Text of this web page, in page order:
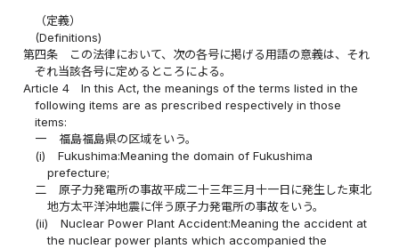
（定義）
(Definitions)
第四条
この法律において、次の各号に掲げる用語の意義は、それ
ぞれ当該各号に定めるところによる。
Article 4
In this Act, the meanings of the terms listed in the
following items are as prescribed respectively in those
items:
一
福島福島県の区域をいう。
(i)
Fukushima:Meaning the domain of Fukushima
prefecture;
二
原子力発電所の事故平成二十三年三月十一日に発生した東北
地方太平洋沖地震に伴う原子力発電所の事故をいう。
(ii)
Nuclear Power Plant Accident:Meaning the accident at
the nuclear power plants which accompanied the